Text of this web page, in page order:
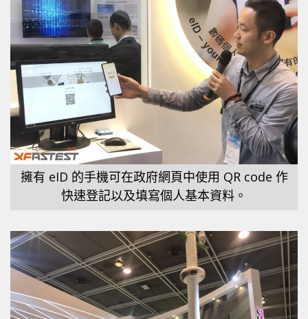
擁有 eID 的手機可在政府網頁中使用 QR code 作
快速登記以及填寫個人基本資料。